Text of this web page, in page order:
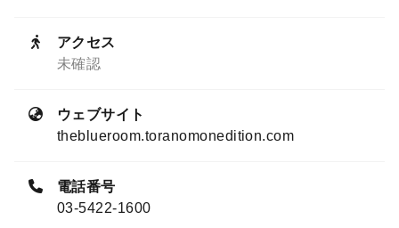
アクセス
未確認
ウェブサイト
theblueroom.toranomonedition.com
電話番号
03-5422-1600